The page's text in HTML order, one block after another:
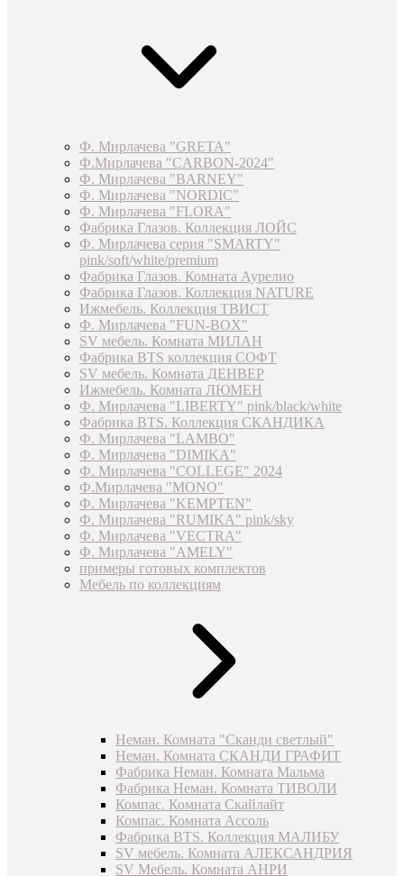
Ф. Мирлачева "GRETA"
Ф.Мирлачева "CARBON-2024"
Ф. Мирлачева "BARNEY"
Ф. Мирлачева "NORDIC"
Ф. Мирлачева "FLORA"
Фабрика Глазов. Коллекция ЛОЙС
Ф. Мирлачева серия "SMARTY"
pink/soft/white/premium
Фабрика Глазов. Комната Аурелио
Фабрика Глазов. Коллекция NATURE
Ижмебель. Коллекция ТВИСТ
Ф. Мирлачева "FUN-BOX"
SV мебель. Комната МИЛАН
Фабрика BTS коллекция СОФТ
SV мебель. Комната ДЕНВЕР
Ижмебель. Комната ЛЮМЕН
Ф. Мирлачева "LIBERTY" pink/black/white
Фабрика BTS. Коллекция СКАНДИКА
Ф. Мирлачева "LAMBO"
Ф. Мирлачева "DIMIKA"
Ф. Мирлачева "COLLEGE" 2024
Ф.Мирлачева "MONO"
Ф. Мирлачева "KEMPTEN"
Ф. Мирлачева "RUMIKA" pink/sky
Ф. Мирлачева "VECTRA"
Ф. Мирлачева "AMELY"
примеры готовых комплектов
Мебель по коллекциям
Неман. Комната "Сканди светлый"
Неман. Комната СКАНДИ ГРАФИТ
Фабрика Неман. Комната Мальма
Фабрика Неман. Комната ТИВОЛИ
Компас. Комната Скайлайт
Компас. Комната Ассоль
Фабрика BTS. Коллекция МАЛИБУ
SV мебель. Комната АЛЕКСАНДРИЯ
SV Мебель. Комната АНРИ